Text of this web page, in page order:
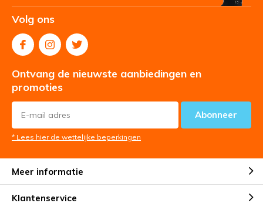
Volg ons
Ontvang de nieuwste aanbiedingen en
promoties
Abonneer
* Lees hier de wettelijke beperkingen
Meer informatie
Klantenservice